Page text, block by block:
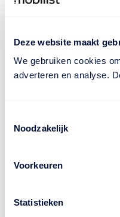
Deze website maakt
We gebruiken cookies
adverteren en analyse.
Noodzakelijk
Voorkeuren
Statistieken